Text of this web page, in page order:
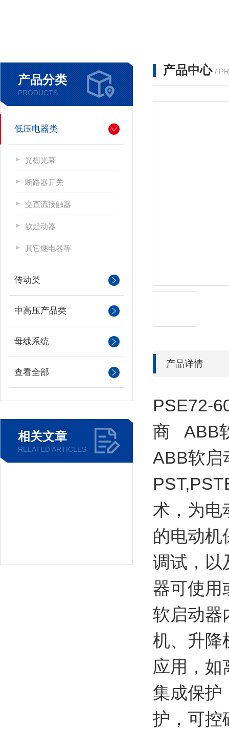
产品分类
PRODUCTS
低压电器类
光栅光幕
断路器开关
交直流接触器
软起动器
其它继电器等
传动类
中高压产品类
母线系统
查看全部
相关文章
RELATED ARTICLES
产品中心 /
产品详情
PSE72-
商 ABB
ABB软启
术，为电
的电动机
调试，以
器可使用
软启动器
机、升降
应用，如
集成保护
护，可控